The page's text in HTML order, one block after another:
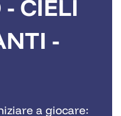
CIELI
-
a giocare: